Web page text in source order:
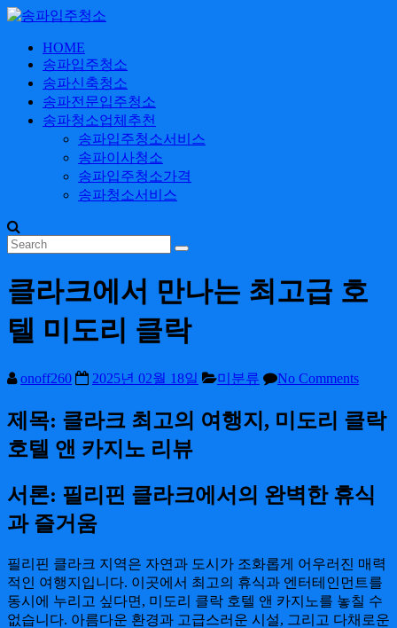
Skip
content
시
간
365
HOME
송파입주청소
송파신축청소
송파전문입주청소
송파청소업체추천
송파입주청소서비스
송파이사청소
송파입주청소가격
송파청소서비스
클라크에서 만나는 최고급 호
텔 미도리 클락
onoff260 2025년 02월 18일 미분류 No Comments
제목: 클라크 최고의 여행지, 미도리 클락
호텔 앤 카지노 리뷰
서론: 필리핀 클라크에서의 완벽한 휴식
과 즐거움
필리핀 클라크 지역은 자연과 도시가 조화롭게 어우러진 매력
적인 여행지입니다. 이곳에서 최고의 휴식과 엔터테인먼트를
동시에 누리고 싶다면, 미도리 클락 호텔 앤 카지노를 놓칠 수
없습니다. 아름다운 환경과 고급스러운 시설, 그리고 다채로운